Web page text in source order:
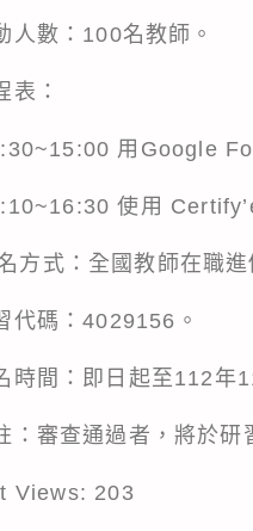
人數：100名教師。
表：
用Google
使用
方式：全國教師在職進
代碼：4029156。
時間：即日起至112年
：審查通過者，將於研
Views: 203